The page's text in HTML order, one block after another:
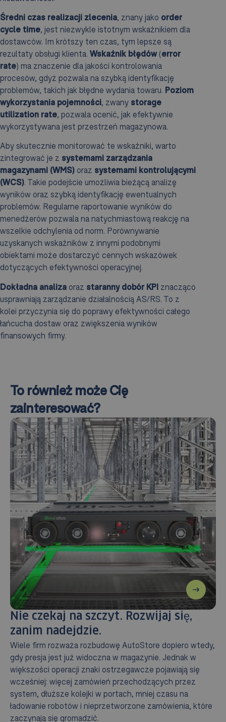
Średni czas realizacji zlecenia, znany jako order
cycle time, jest niezwykle istotnym wskaźnikiem dla
dostawców. Im krótszy ten czas, tym lepsze są
rezultaty obsługi klienta. Wskaźnik błędów(error
rate) ma znaczenie dla jakości kontrolowania
procesów, gdyż pozwala na szybką identyfikację
problemów, takich jak błędne wydania towaru. Poziom
wykorzystania pojemności, zwany storage
utilization rate, pozwala ocenić, jak efektywnie
wykorzystywana jest przestrzeń magazynowa.
Aby skutecznie monitorować te wskaźniki, warto
zintegrować je z systemami zarządzania
magazynami (WMS) oraz systemami kontrolującymi
(WCS). Takie podejście umożliwia bieżącą analizę
wyników oraz szybką identyfikację ewentualnych
problemów. Regularne raportowanie wyników do
menedżerów pozwala na natychmiastową reakcję na
wszelkie odchylenia od norm. Porównywanie
uzyskanych wskaźników z innymi podobnymi
obiektami może dostarczyć cennych wskazówek
dotyczących efektywności operacyjnej.
Dokładna analiza oraz staranny dobór KPI znacząco
usprawniają zarządzanie działalnością AS/RS. To z
kolei przyczynia się do poprawy efektywności całego
łańcucha dostaw oraz zwiększenia wyników
finansowych firmy.
To również może Cię
zainteresować?
Nie czekaj na szczyt. Rozwijaj się,
zanim nadejdzie.
Wiele firm rozważa rozbudowę AutoStore dopiero wtedy,
gdy presja jest już widoczna w magazynie. Jednak w
większości operacji znaki ostrzegawcze pojawiają się
wcześniej: więcej zamówień przechodzących przez
system, dłuższe kolejki w portach, mniej czasu na
ładowanie robotów i nieprzetworzone zamówienia, które
zaczynają się gromadzić.